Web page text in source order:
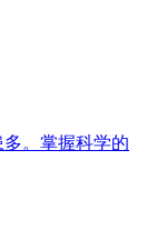
。掌握科学的